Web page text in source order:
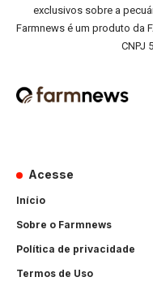
exclusivos sobre a
Farmnews é um produto da
CNPJ
Acesse
Início
Sobre o Farmnews
Política de privacidade
Termos de Uso